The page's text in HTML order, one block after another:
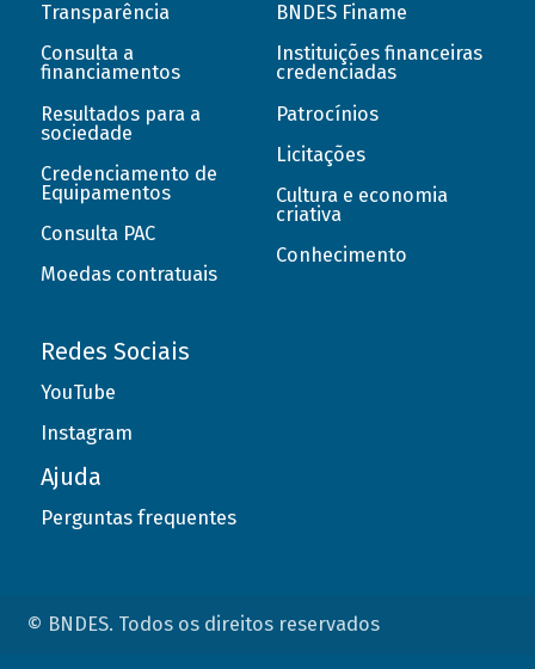
Transparência
Consulta a
financiamentos
Resultados para a
sociedade
Credenciamento de
Equipamentos
Consulta PAC
Moedas contratuais
BNDES Finame
Instituições financeiras
credenciadas
Patrocínios
Licitações
Cultura e economia
criativa
Conhecimento
Redes Sociais
YouTube
Instagram
Ajuda
Perguntas frequentes
© BNDES. Todos os direitos reservados